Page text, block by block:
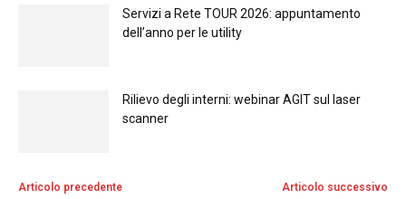
Servizi a Rete TOUR 2026: appuntamento
dell’anno per le utility
Rilievo degli interni: webinar AGIT sul laser
scanner
Articolo precedente Articolo successivo